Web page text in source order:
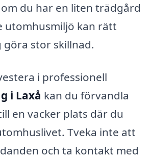
du har en liten trädgård
utomhusmiljö kan rätt
göra stor skillnad.
i professionell
i Laxå kan du förvandla
en vacker plats där du
Tveka inte att
och ta kontakt med